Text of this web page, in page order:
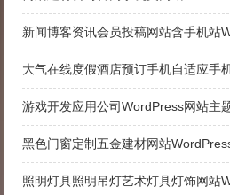
游戏开发应用公司WordPress网站主
黑色门窗定制五金建材网站